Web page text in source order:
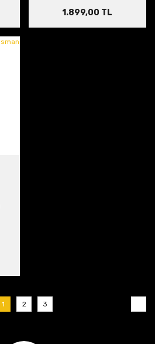
1.899,00 TL
1 2 3